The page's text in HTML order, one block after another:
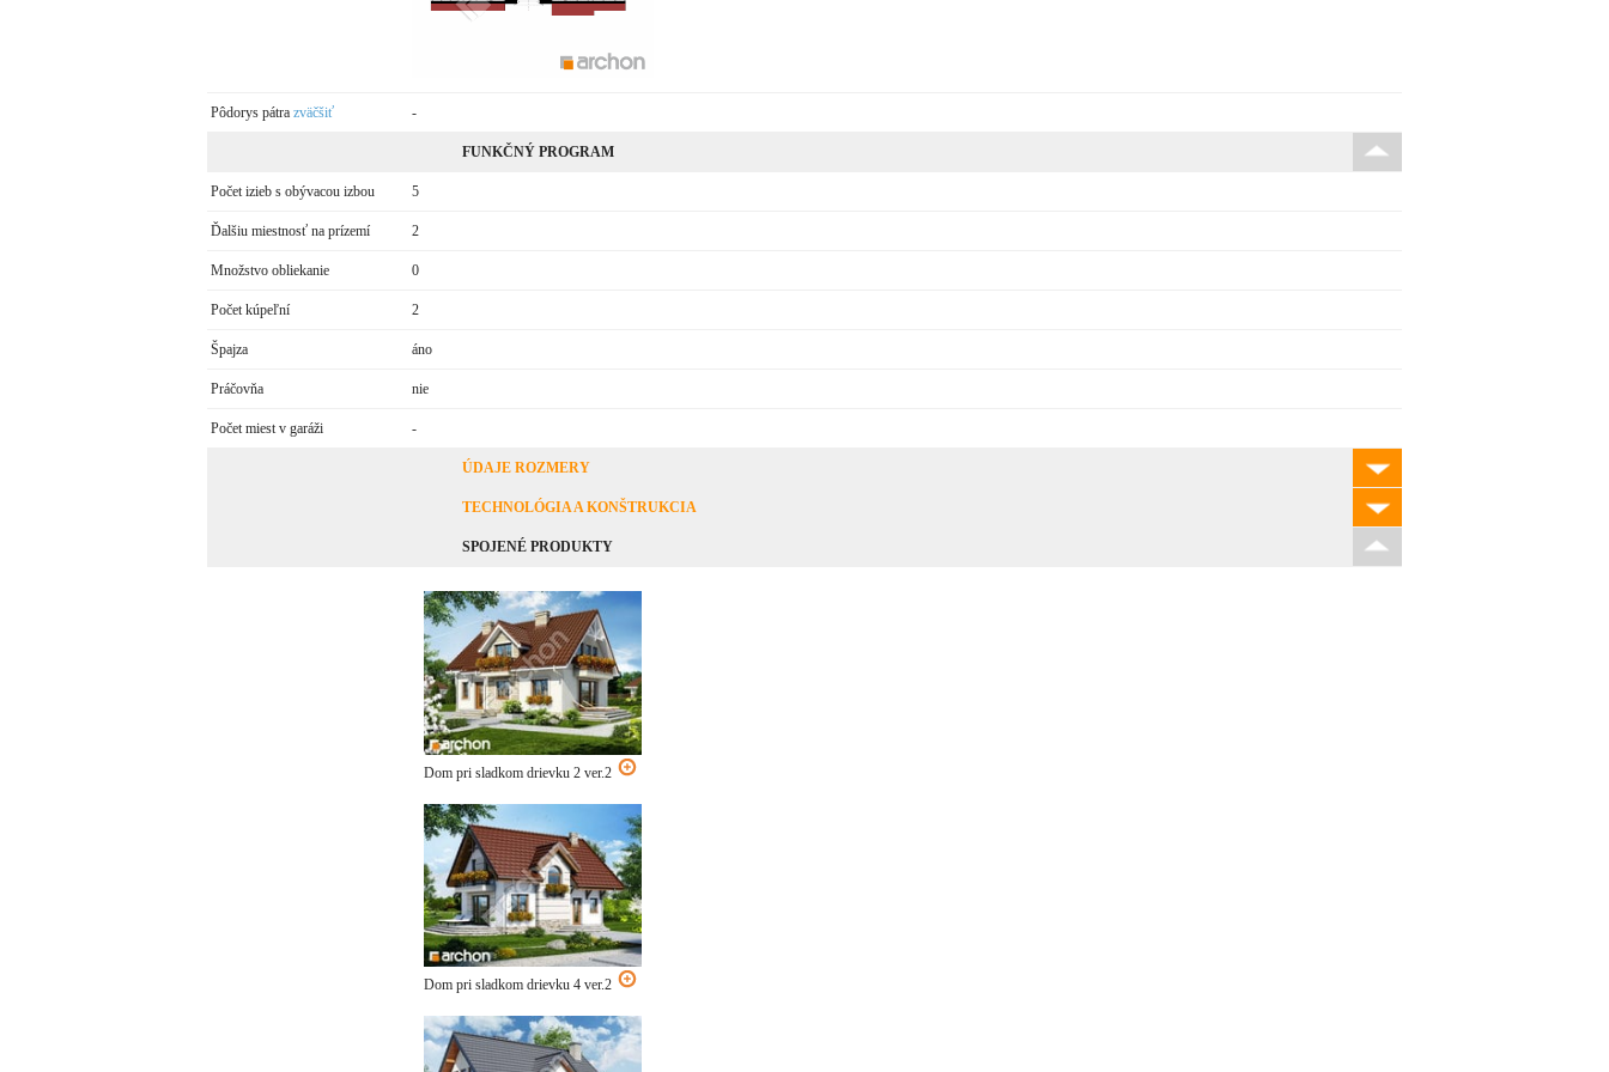
Pôdorys pátra zväčšiť -
FUNKČNÝ PROGRAM
Počet izieb s obývacou izbou 5
Ďalšiu miestnosť na prízemí 2
Množstvo obliekanie 0
Počet kúpeľní 2
Špajza áno
Práčovňa nie
Počet miest v garáži -
ÚDAJE ROZMERY
TECHNOLÓGIA A KONŠTRUKCIA
SPOJENÉ PRODUKTY
Dom pri sladkom drievku 2 ver.2
Dom pri sladkom drievku 4 ver.2